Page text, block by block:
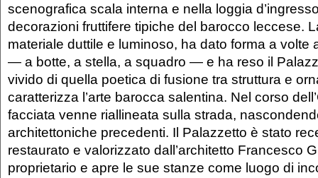
scenografica scala interna e nella loggia
decorazioni fruttifere tipiche del barocco leccese.
materiale duttile e luminoso, ha dato forma a volte
— a botte, a stella, a squadro — e ha reso il
vivido di quella poetica di fusione tra struttura e
caratterizza l’arte barocca salentina. Nel corso
facciata venne riallineata sulla strada,
architettoniche precedenti. Il Palazzetto è stato
restaurato e valorizzato dall’architetto Francesco
proprietario e apre le sue stanze come luogo di